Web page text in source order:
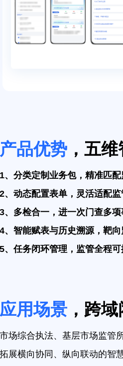
产品优势 ，五
1、分类定制业务包，精准匹
2、动态配置表单，灵活适配
3、多检合一，进一次门查多项
4、智能赋表与历史溯源，靶
5、任务闭环管理，监管全程可
应用场景 ，跨
市场综合执法、基层市场监管
拓展横向协同、纵向联动的智